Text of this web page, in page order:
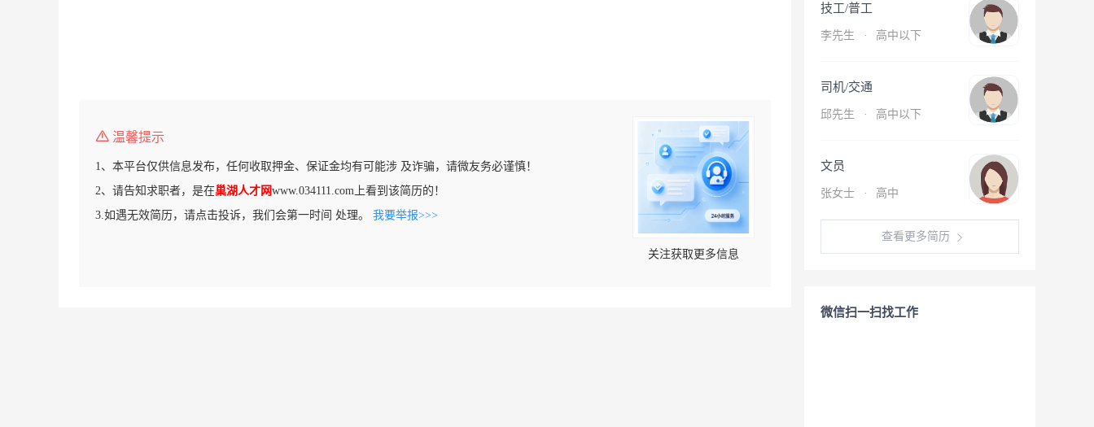
温馨提示
1、本平台仅供信息发布，任何收取押金、保证金均有可能涉 及诈骗，请微友务必谨慎！
2、请告知求职者，是在巢湖人才网www.034111.com上看到该简历的！
3.如遇无效简历，请点击投诉，我们会第一时间 处理。 我要举报>>>
关注获取更多信息
技工/普工
李先生 · 高中以下
司机/交通
邱先生 · 高中以下
文员
张女士 · 高中
查看更多简历
微信扫一扫找工作